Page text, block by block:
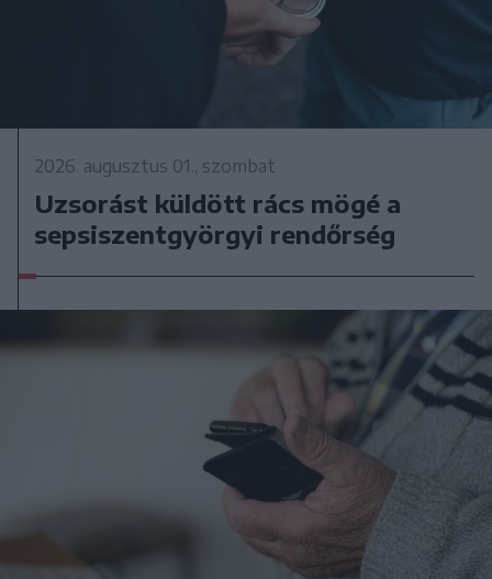
2026. augusztus 01., szombat
Uzsorást küldött rács mögé a
sepsiszentgyörgyi rendőrség